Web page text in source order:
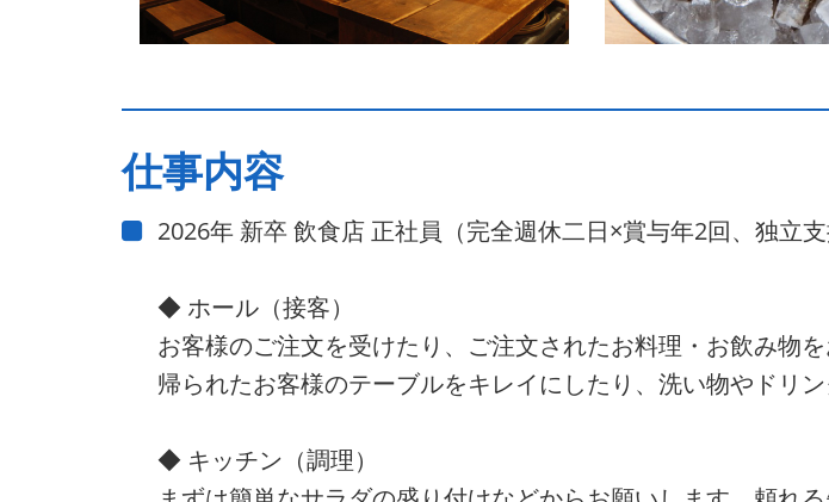
仕事内容
2026年 新卒 飲食店 正社員（完全週休二日×賞与年2回、独立支
◆ ホール（接客）
お客様のご注文を受けたり、ご注文されたお料理・お飲み物
帰られたお客様のテーブルをキレイにしたり、洗い物やドリン
◆ キッチン（調理）